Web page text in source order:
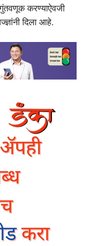
गुंतवणूक करण्याऐवजी
दिला आहे.